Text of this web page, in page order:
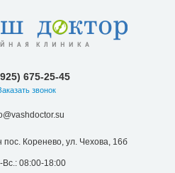
675-25-45
звонок
Коренево, ул. Чехова, 16б
Вс.: 08:00-18:00